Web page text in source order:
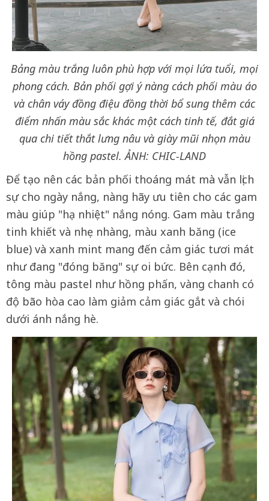
Bảng màu trắng luôn phù hợp với mọi lứa tuổi, mọi
phong cách. Bản phối gợi ý nàng cách phối màu áo
và chân váy đồng điệu đồng thời bổ sung thêm các
điểm nhấn màu sắc khác một cách tinh tế, đắt giá
qua chi tiết thắt lưng nâu và giày mũi nhọn màu
hồng pastel.ẢNH: CHIC-LAND
Để tạo nên các bản phối thoáng mát mà vẫn lịch
sự cho ngày nắng, nàng hãy ưu tiên cho các gam
màu giúp "hạ nhiệt" nắng nóng. Gam màu trắng
tinh khiết và nhẹ nhàng, màu xanh băng (ice
blue) và xanh mint mang đến cảm giác tươi mát
như đang "đóng băng" sự oi bức. Bên cạnh đó,
tông màu pastel như hồng phấn, vàng chanh có
độ bão hòa cao làm giảm cảm giác gắt và chói
dưới ánh nắng hè.